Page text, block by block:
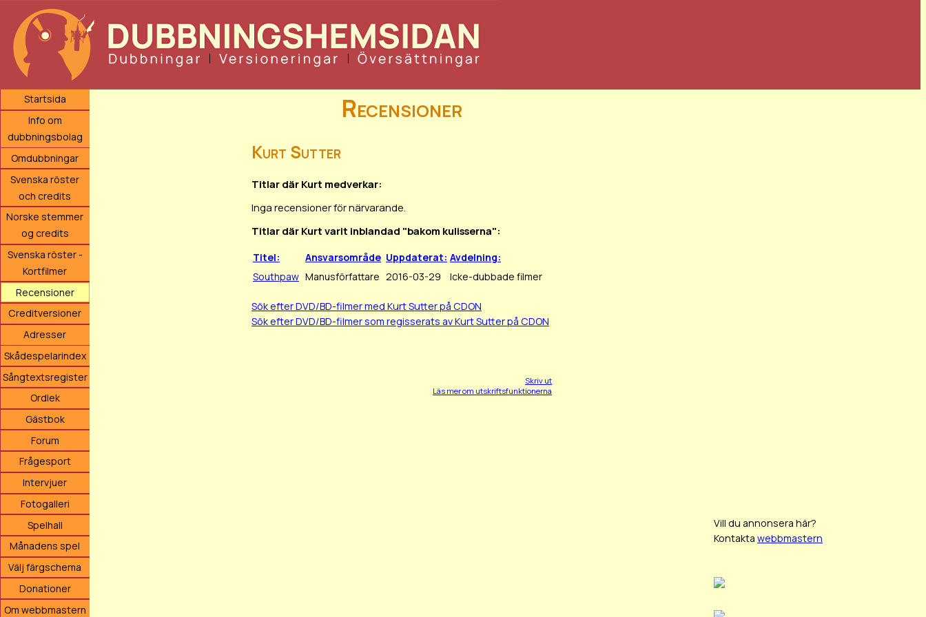
Startsida
Info om
dubbningsbolag
Omdubbningar
Svenska röster
och credits
Norske stemmer
og credits
Svenska röster -
Kortfilmer
Recensioner
Creditversioner
Adresser
Skådespelarindex
Sångtextsregister
Ordlek
Gästbok
Forum
Frågesport
Intervjuer
Fotogalleri
Spelhall
Månadens spel
Välj färgschema
Donationer
Om webbmastern
Recensioner
Kurt Sutter
Titlar där Kurt medverkar:
Inga recensioner för närvarande.
Titlar där Kurt varit inblandad "bakom kulisserna":
Titel: Ansvarsområde Uppdaterat: Avdelning:
Southpaw Manusförfattare 2016-03-29 Icke-dubbade filmer
Sök efter DVD/BD-filmer med Kurt Sutter på CDON
Sök efter DVD/BD-filmer som regisserats av Kurt Sutter på CDON
Skriv ut
Läs mer om utskriftsfunktionerna
Vill du annonsera här?
Kontakta webbmastern